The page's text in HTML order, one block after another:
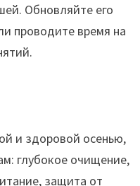
Обновляйте его
проводите время на
и здоровой осенью,
глубокое очищение,
защита от